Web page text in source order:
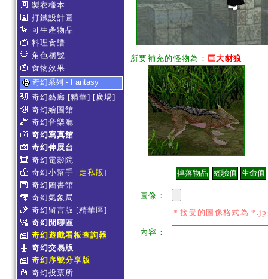
製衣樣本
打鐵設計圖
可生產物品
料理食譜
角色稱號
食物效果
奇幻系列 - Fantasy
奇幻藝廊 [精華] [廣場]
奇幻繪圖館
奇幻音樂廳
奇幻寫真館
奇幻伸展台
奇幻電影院
奇幻小幫手 [走私販]
奇幻圖書館
奇幻氣象局
奇幻留言版 [精華區]
奇幻閒聊區
奇幻遊戲看板查詢器
奇幻交易版
奇幻序號分享版
奇幻投票所
所要補充的怪物為： 巨大豺狼
圖像：
＊接受的圖像格式為
內容：